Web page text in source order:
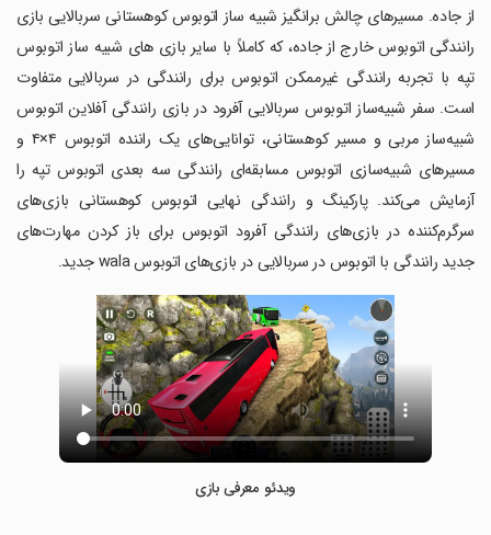
از جاده. مسیرهای چالش برانگیز شبیه ساز اتوبوس کوهستانی سربالایی بازی
رانندگی اتوبوس خارج از جاده، که کاملاً با سایر بازی های شبیه ساز اتوبوس
تپه با تجربه رانندگی غیرممکن اتوبوس برای رانندگی در سربالایی متفاوت
است. سفر شبیه‌ساز اتوبوس سربالایی آفرود در بازی رانندگی آفلاین اتوبوس
شبیه‌ساز مربی و مسیر کوهستانی، توانایی‌های یک راننده اتوبوس ۴×۴ و
مسیرهای شبیه‌سازی اتوبوس مسابقه‌ای رانندگی سه بعدی اتوبوس تپه را
آزمایش می‌کند. پارکینگ و رانندگی نهایی اتوبوس کوهستانی بازی‌های
سرگرم‌کننده در بازی‌های رانندگی آفرود اتوبوس برای باز کردن مهارت‌های
جدید رانندگی با اتوبوس در سربالایی در بازی‌های اتوبوس wala جدید.
ویدئو معرفی بازی